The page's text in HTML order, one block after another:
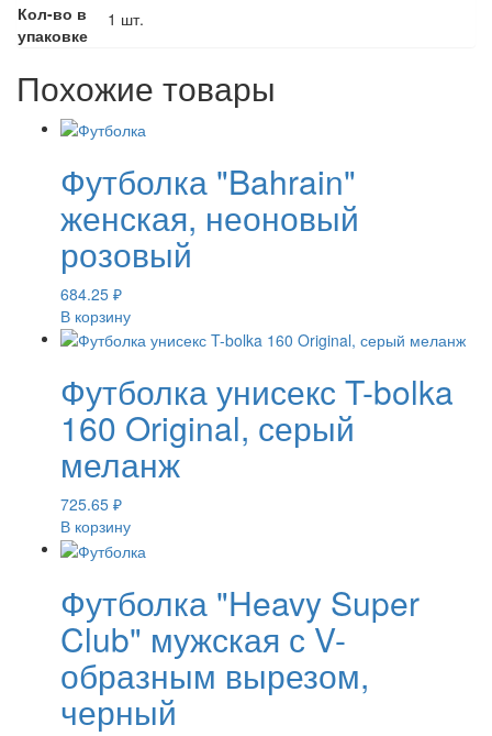
Кол-во в
упаковке
1 шт.
Похожие товары
Футболка "Bahrain"
женская, неоновый
розовый
684.25 ₽
В корзину
Футболка унисекс T-bolka
160 Original, серый
меланж
725.65 ₽
В корзину
Футболка "Heavy Super
Club" мужская с V-
образным вырезом,
черный